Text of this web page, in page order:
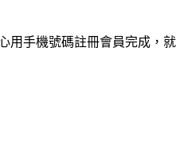
用手機號碼註冊會員完成，就